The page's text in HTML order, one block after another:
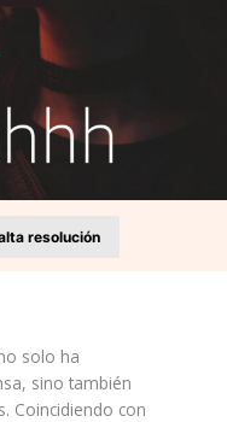
resolución
solo ha
sino también
Coincidiendo con